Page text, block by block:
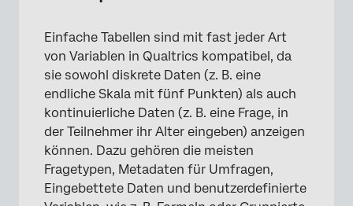
×
Einfache Tabellen sind mit fast jeder Art
von Variablen in Qualtrics kompatibel, da
sie sowohl diskrete Daten (z. B. eine
endliche Skala mit fünf Punkten) als auch
kontinuierliche Daten (z. B. eine Frage, in
der Teilnehmer ihr Alter eingeben) anzeigen
können. Dazu gehören die meisten
Fragetypen, Metadaten für Umfragen,
Eingebettete Daten und benutzerdefinierte